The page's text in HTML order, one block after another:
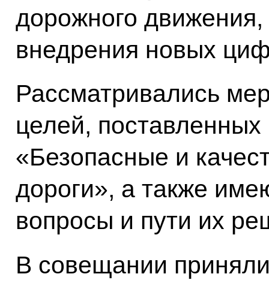
дорожного
внедрения новых
Рассматривались
целей,
«Безопасные и
дороги», а также
вопросы и пути их
В совещании